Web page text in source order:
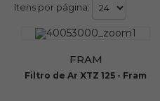
Itens por página:
FRAM
Filtro de Ar XTZ 125 - Fram